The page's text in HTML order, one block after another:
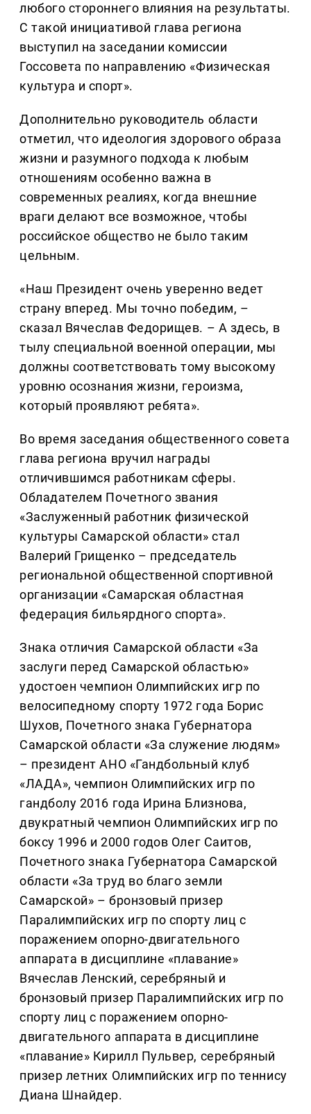
любого стороннего влияния на результаты.
С такой инициативой глава региона
выступил на заседании комиссии
Госсовета по направлению «Физическая
культура и спорт».
Дополнительно руководитель области
отметил, что идеология здорового образа
жизни и разумного подхода к любым
отношениям особенно важна в
современных реалиях, когда внешние
враги делают все возможное, чтобы
российское общество не было таким
цельным.
«Наш Президент очень уверенно ведет
страну вперед. Мы точно победим, –
сказал Вячеслав Федорищев. – А здесь, в
тылу специальной военной операции, мы
должны соответствовать тому высокому
уровню осознания жизни, героизма,
который проявляют ребята».
Во время заседания общественного совета
глава региона вручил награды
отличившимся работникам сферы.
Обладателем Почетного звания
«Заслуженный работник физической
культуры Самарской области» стал
Валерий Грищенко – председатель
региональной общественной спортивной
организации «Самарская областная
федерация бильярдного спорта».
Знака отличия Самарской области «За
заслуги перед Самарской областью»
удостоен чемпион Олимпийских игр по
велосипедному спорту 1972 года Борис
Шухов, Почетного знака Губернатора
Самарской области «За служение людям»
– президент АНО «Гандбольный клуб
«ЛАДА», чемпион Олимпийских игр по
гандболу 2016 года Ирина Близнова,
двукратный чемпион Олимпийских игр по
боксу 1996 и 2000 годов Олег Саитов,
Почетного знака Губернатора Самарской
области «За труд во благо земли
Самарской» – бронзовый призер
Паралимпийских игр по спорту лиц с
поражением опорно-двигательного
аппарата в дисциплине «плавание»
Вячеслав Ленский, серебряный и
бронзовый призер Паралимпийских игр по
спорту лиц с поражением опорно-
двигательного аппарата в дисциплине
«плавание» Кирилл Пульвер, серебряный
призер летних Олимпийских игр по теннису
Диана Шнайдер.